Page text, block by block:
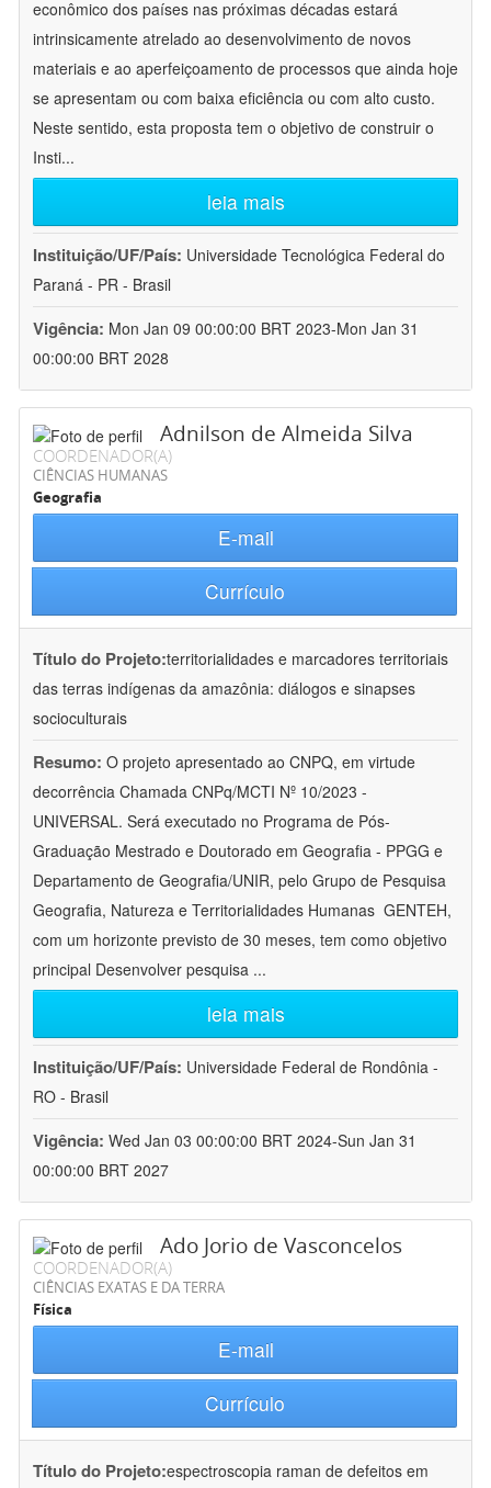
econômico dos países nas próximas décadas estará
intrinsicamente atrelado ao desenvolvimento de novos
materiais e ao aperfeiçoamento de processos que ainda hoje
se apresentam ou com baixa eficiência ou com alto custo.
Neste sentido, esta proposta tem o objetivo de construir o
Insti...
leia mais
Instituição/UF/País: Universidade Tecnológica Federal do
Paraná - PR - Brasil
Vigência: Mon Jan 09 00:00:00 BRT 2023-Mon Jan 31
00:00:00 BRT 2028
Adnilson de Almeida Silva
COORDENADOR(A)
CIÊNCIAS HUMANAS
Geografia
E-mail
Currículo
Título do Projeto:territorialidades e marcadores territoriais
das terras indígenas da amazônia: diálogos e sinapses
socioculturais
Resumo: O projeto apresentado ao CNPQ, em virtude
decorrência Chamada CNPq/MCTI Nº 10/2023 -
UNIVERSAL. Será executado no Programa de Pós-
Graduação Mestrado e Doutorado em Geografia - PPGG e
Departamento de Geografia/UNIR, pelo Grupo de Pesquisa
Geografia, Natureza e Territorialidades Humanas  GENTEH,
com um horizonte previsto de 30 meses, tem como objetivo
principal Desenvolver pesquisa ...
leia mais
Instituição/UF/País: Universidade Federal de Rondônia -
RO - Brasil
Vigência: Wed Jan 03 00:00:00 BRT 2024-Sun Jan 31
00:00:00 BRT 2027
Ado Jorio de Vasconcelos
COORDENADOR(A)
CIÊNCIAS EXATAS E DA TERRA
Física
E-mail
Currículo
Título do Projeto:espectroscopia raman de defeitos em